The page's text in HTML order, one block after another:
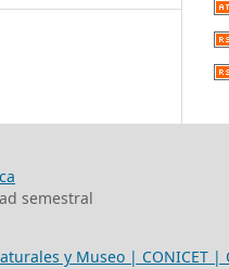
semestral
y Museo | CONICET |